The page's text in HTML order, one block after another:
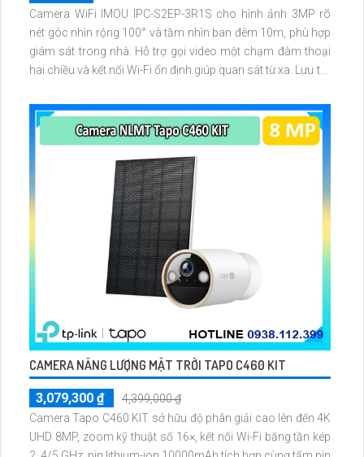
Camera WiFi IMOU IPC-S2EP-3R1S cho hình ảnh 3MP rõ
nét góc nhìn rộng 100° và tầm nhìn ban đêm 10m, phù hợp
giám sát trong nhà. Hỗ trợ gọi video một chạm đàm thoại
hai chiều và kết nối Wi-Fi ổn định giúp quan sát từ xa. Lưu trữ
dễ lắp đặt cho gia đình và văn phòng nhỏ.
CAMERA NĂNG LƯỢNG MẶT TRỜI TAPO C460 KIT
3,079,300 ₫
4,399,000 ₫
Camera Tapo C460 KIT sở hữu độ phân giải cao lên đến 4K
UHD 8MP, zoom kỹ thuật số 16×, kết nối Wi-Fi băng tần kép